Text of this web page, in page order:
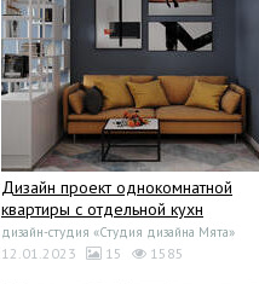
Дизайн проект однокомнатной
квартиры с отдельной кухн
дизайн-студия «Студия дизайна Мята»
12.01.2023 15 1585